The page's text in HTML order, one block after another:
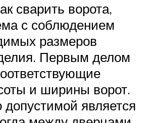
сварить ворота,
с соблюдением
размеров
Первым делом
и ширины ворот.
является